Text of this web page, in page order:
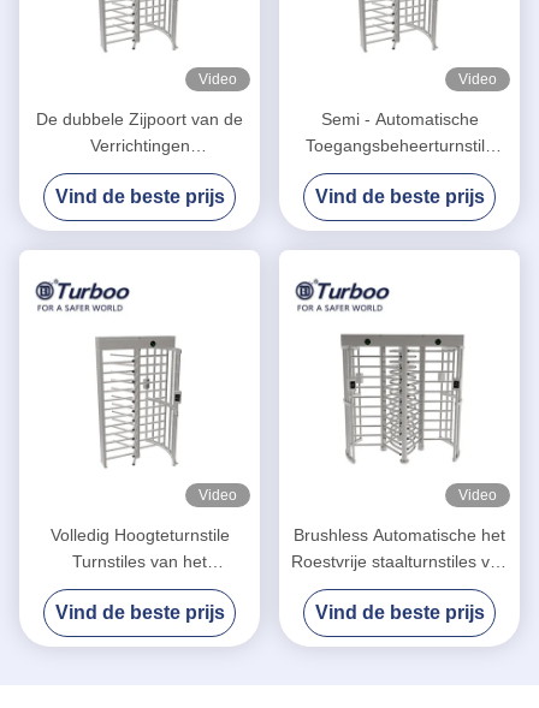
Video
De dubbele Zijpoort van de
Verrichtingen
Voetbarrière/Volledige
Hoogteturnstile
Vind de beste prijs
Video
Semi - Automatische
Toegangsbeheerturnstile
Poortweerstand Op hoge
temperatuur
Vind de beste prijs
Video
Volledig Hoogteturnstile
Turnstiles van het
Poortroestvrije staal
Toegangsbeheersysteem
Vind de beste prijs
Video
Brushless Automatische het
Roestvrije staalturnstiles van
gelijkstroom 35
Personen/van de
Doorgangsmin Snelheid
Vind de beste prijs